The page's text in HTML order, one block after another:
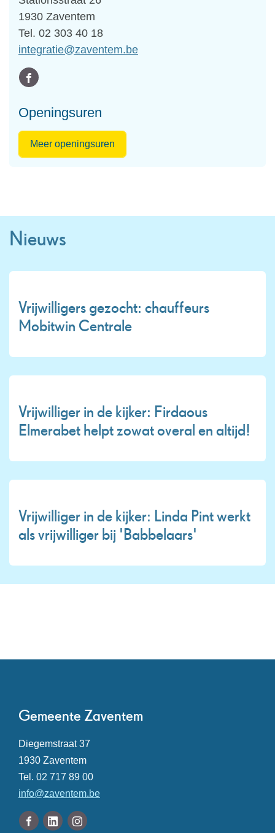
,1930 Zaventem
Tel. 02 303 40 18
E-
mail
integratie@zaventem.be
Volg
op
Facebook
Openingsuren
Meer openingsuren
Nieuws
Vrijwilligers gezocht: chauffeurs
Mobitwin Centrale
Vrijwilliger in de kijker: Firdaous
Elmerabet helpt zowat overal en altijd!
Vrijwilliger in de kijker: Linda Pint werkt
als vrijwilliger bij 'Babbelaars'
Contact
Gemeente Zaventem
Adres
Diegemstraat 37
,1930 Zaventem
Tel. 02 717 89 00
E-
mail
info@zaventem.be
VolgFacebook
LinkedinInstagram